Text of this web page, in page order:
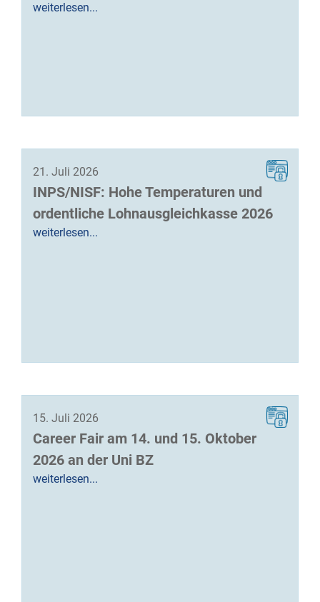
weiterlesen...
21. Juli 2026
INPS/NISF: Hohe Temperaturen und
ordentliche Lohnausgleichkasse 2026
weiterlesen...
15. Juli 2026
Career Fair am 14. und 15. Oktober
2026 an der Uni BZ
weiterlesen...